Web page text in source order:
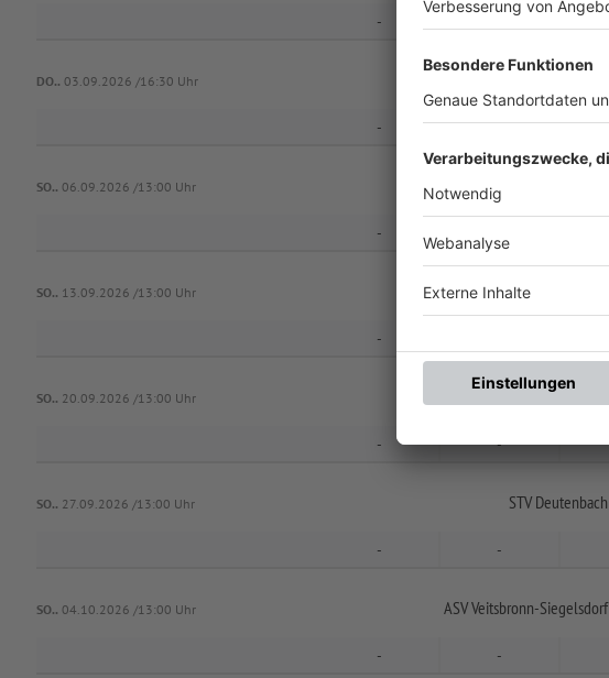
-
DO.. 03.09.2026 /16:30 Uhr
- -
SO.. 06.09.2026 /13:00 Uhr ASV Veitsbronn-
-
SO.. 13.09.2026 /13:00 Uhr Türk. SV Gostenhof Nürnberg
-
SO.. 20.09.2026 /13:00 Uhr ASV Veitsbronn- Siegelsdorf
- -
SO.. 27.09.2026 /13:00 Uhr STV Deutenbach
- -
SO.. 04.10.2026 /13:00 Uhr ASV Veitsbronn-Siegelsdorf
- -